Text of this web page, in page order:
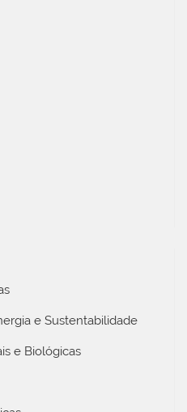
e Sustentabilidade
e Biológicas